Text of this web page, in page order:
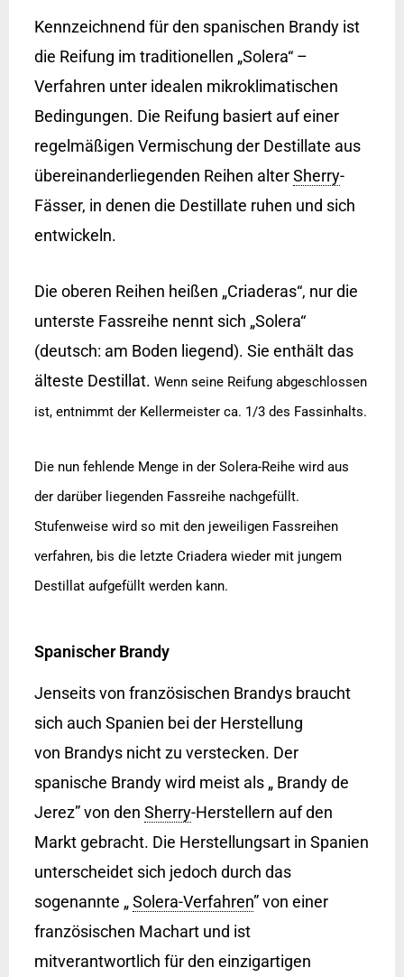
Kennzeichnend für den spanischen Brandy ist
die Reifung im traditionellen „Solera“ –
Verfahren unter idealen mikroklimatischen
Bedingungen. Die Reifung basiert auf einer
regelmäßigen Vermischung der Destillate aus
übereinanderliegenden Reihen alterSherry-
Fässer, in denen die Destillate ruhen und sich
entwickeln.
Die oberen Reihen heißen „Criaderas“, nur die
unterste Fassreihe nennt sich „Solera“
(deutsch: am Boden liegend). Sie enthält das
älteste Destillat. Wenn seine Reifung abgeschlossen
ist, entnimmt der Kellermeister ca. 1/3 des Fassinhalts.
Die nun fehlende Menge in der Solera-Reihe wird aus
der darüber liegenden Fassreihe nachgefüllt.
Stufenweise wird so mit den jeweiligen Fassreihen
verfahren, bis die letzte Criadera wieder mit jungem
Destillat aufgefüllt werden kann.
Spanischer Brandy
Jenseits von französischen Brandys braucht
sich auch Spanien bei der Herstellung
von Brandys nicht zu verstecken. Der
spanische Brandy wird meist als „ Brandy de
Jerez” von den Sherry-Herstellern auf den
Markt gebracht. Die Herstellungsart in Spanien
unterscheidet sich jedoch durch das
sogenannte „Solera-Verfahren” von einer
französischen Machart und ist
mitverantwortlich für den einzigartigen